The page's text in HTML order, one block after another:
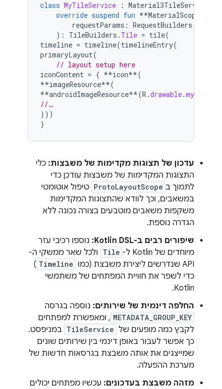
class MyTileService : Material3TileService
override suspend fun **MaterialScope
requestParams : RequestBuilders
):
TileBuilders . Tile = tile(
timeline = timeline(timelineEntry(
primaryLayout(
// layout setup here
iconContent = { **icon**(
**imageResource**(
**androidImageResource**(R .drawable.myIcon
//…
)))
}
עדכון של תצוגות מקדימות של משבצות: כלי
התצוגות המקדימות של משבצות עודכן כדי
לתמוך ב ProtoLayoutScope טיפול אוטומטי
במשאבים, וכך לוודא שהתצוגות המקדימות
משקפות משאבים מוטבעים בצורה נכונה ללא
הגדרה נוספת.
שיפורים רבים ב-Kotlin DSL:
נוספו רכיבי עזר
מיוחדים של Kotlin ל-
Tile ולכל שאר ממשקי ה-
API שנדרשים ליצירת משבצת (כמו
Timeline
)
כדי לשפר את חוויית המפתחים של משתמשי
Kotlin.
החלפה דינמית של שירותים: נוספה בגרסה
METADATA_GROUP_KEY , ומאפשרת למפתחים
לקבץ כמה מופעים של TileService במניפסט.
כך אפשר לעבור באופן דינמי בין שירותים שונים
שמייצגים את אותה משבצת בגרסאות חדשות של
מערכת ההפעלה.
מזהה משבצת בעדכונים: עכשיו מפתחים יכולים